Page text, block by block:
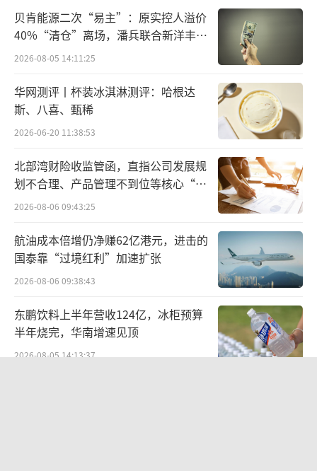
贝肯能源二次“易主”：原实控人溢价
40%“清仓”离场，潘兵联合新洋丰、
宏科百世拟入主
2026-08-05 14:11:25
华网测评丨杯装冰淇淋测评：哈根达
斯、八喜、甄稀
2026-06-20 11:38:53
北部湾财险收监管函，直指公司发展规
划不合理、产品管理不到位等核心“痛
点”
2026-08-06 09:43:25
航油成本倍增仍净赚62亿港元，进击的
国泰靠“过境红利”加速扩张
2026-08-06 09:38:43
东鹏饮料上半年营收124亿，冰柜预算
半年烧完，华南增速见顶
2026-08-05 14:13:37